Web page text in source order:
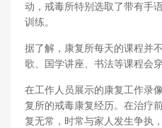
动，戒毒所特别选取了带有手
训练。
据了解，康复所每天的课程并
歌、国学讲座、书法等课程会穿
在工作人员展示的康复工作录
复所的戒毒康复经历。在治疗
复无常，时常与家人发生争执